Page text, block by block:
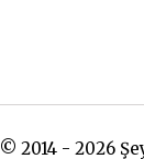
© 2014 - 2026